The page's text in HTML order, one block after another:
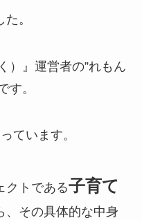
。
）』運営者の”れもん
す。
ています。
クトである子育て
、その具体的な中身